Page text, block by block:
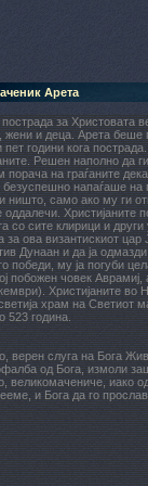
Арета
за Христовата
и деца. Арета беше
години кога
Решен наполно да
порача на граѓаните
напаѓаше на
ништо, само ако му ги
Христијаните
со сите клирици и
за ова византискиот
Дунаан и да ја
победи, му ја погуби
побожен човек
Христијаните
храм на Светиот
523 година.
верен слуга на Бога
од Бога, измоли
великомачениче, иако
и Бога да го